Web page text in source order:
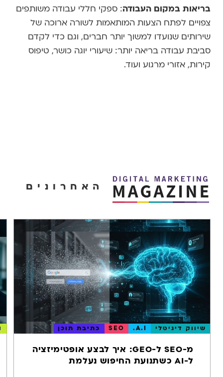
בריאות במקום העבודה: ספקי חללי עבודה משותפים
צפויים לפתח הצעות המותאמות לשורה ארוכה של
שירותים שנועדו למשוך יותר חברים, וגם כדי לקדם
סביבת עבודה בריאה יותר: שיעורי יוגה כושר, טיפוס
קירות, אזורי מרגוע ועוד.
האחרונים
שיווק דיגיטלי A.I.
SEO כתיבת תוכן
מ-SEO ל-GEO: איך לבצע אופטימיזציה
ל-AI כשתנועת החיפוש נעלמת